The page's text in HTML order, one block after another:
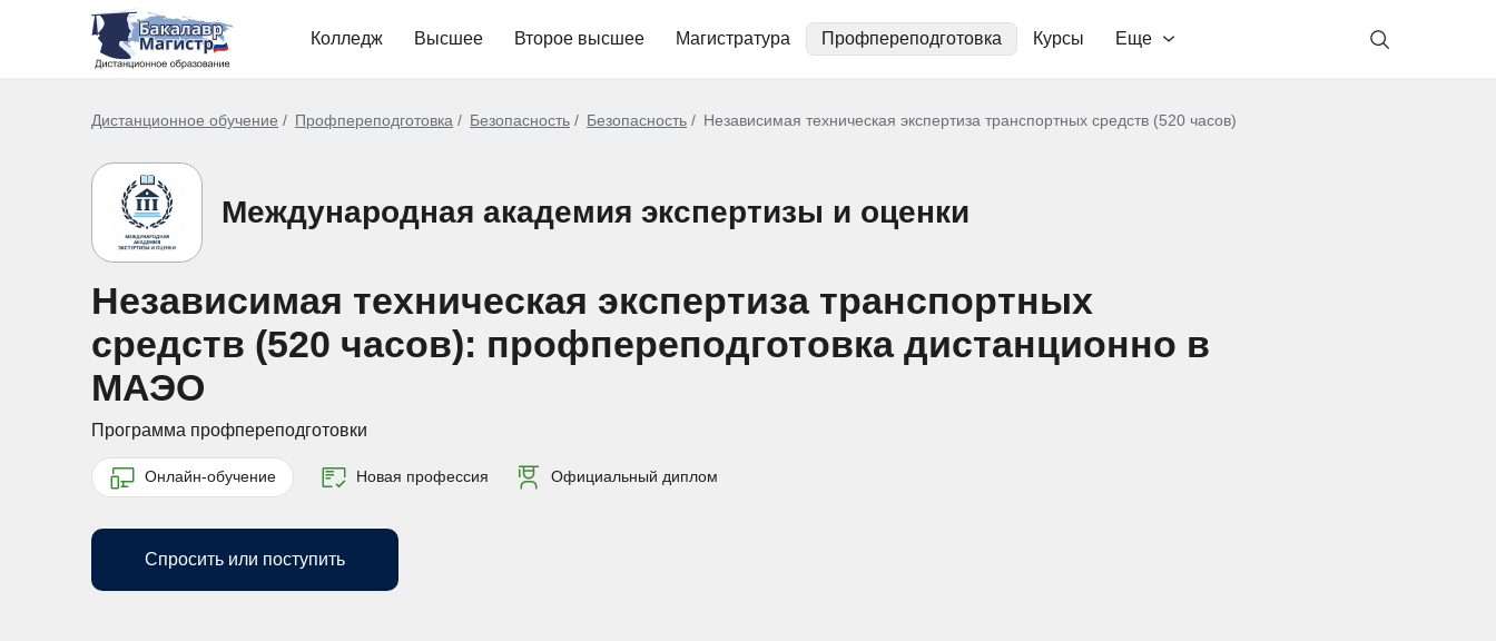
Колледж Высшее Второе высшее Магистратура Профпереподготовка Курсы Еще
Дистанционное обучение Профпереподготовка Безопасность Безопасность Независимая техническая экспертиза транспортных средств (520 часов)
Международная академия экспертизы и оценки
Независимая техническая экспертиза транспортных
средств (520 часов): профпереподготовка дистанционно в
МАЭО
Программа профпереподготовки
Онлайн-обучение Новая профессия Официальный диплом
Спросить или поступить